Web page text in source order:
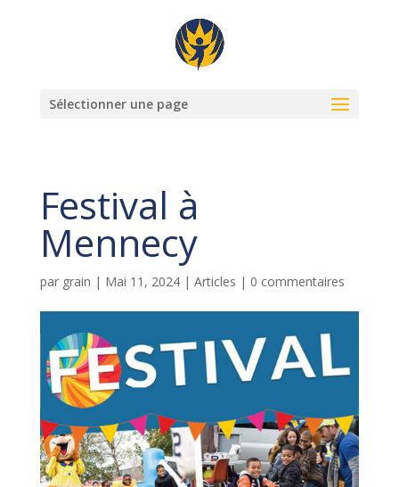
Sélectionner une page
Festival à
Mennecy
par grain | Mai 11, 2024| Articles | 0 commentaires